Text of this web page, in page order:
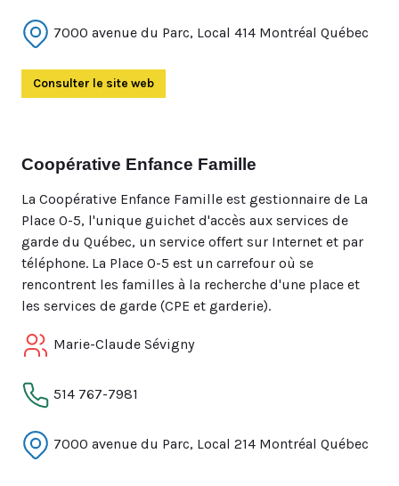
7000 avenue du Parc, Local 414 Montréal Québec
Consulter le site web
Coopérative Enfance Famille
La Coopérative Enfance Famille est gestionnaire de La
Place 0-5, l'unique guichet d'accès aux services de
garde du Québec, un service offert sur Internet et par
téléphone. La Place 0-5 est un carrefour où se
rencontrent les familles à la recherche d'une place et
les services de garde (CPE et garderie).
Marie-Claude Sévigny
514 767-7981
7000 avenue du Parc, Local 214 Montréal Québec